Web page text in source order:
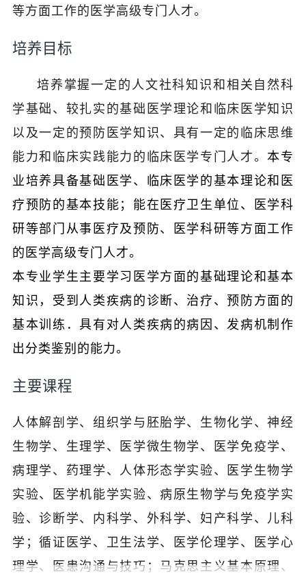
等方面工作的医学高级专门人才。
培养目标
培养掌握一定的人文社科知识和相关自然科
学基础、较扎实的基础医学理论和临床医学知识
以及一定的预防医学知识、具有一定的临床思维
能力和临床实践能力的临床医学专门人才。本专
业培养具备基础医学、临床医学的基本理论和医
疗预防的基本技能；能在医疗卫生单位、医学科
研等部门从事医疗及预防、医学科研等方面工作
的医学高级专门人才。
本专业学生主要学习医学方面的基础理论和基本
知识，受到人类疾病的诊断、治疗、预防方面的
基本训练．具有对人类疾病的病因、发病机制作
出分类鉴别的能力。
主要课程
人体解剖学、组织学与胚胎学、生物化学、神经
生物学、生理学、医学微生物学、医学免疫学、
病理学、药理学、人体形态学实验、医学生物学
实验、医学机能学实验、病原生物学与免疫学实
验、诊断学、内科学、外科学、妇产科学、儿科
学；循证医学、卫生法学、医学伦理学、医学心
理学、医患沟通与技巧；马克思主义基本原理、